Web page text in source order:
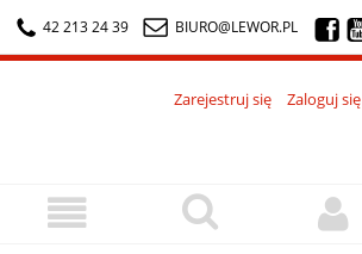
42 213 24 39 BIURO@LEWOR.PL
Zarejestruj się Zaloguj się